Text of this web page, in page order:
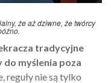
że aż dziwne, że twórcy
tradycyjne
do myślenia poza
reguły nie są tylko